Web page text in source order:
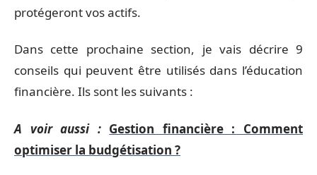
protégeront vos actifs.
Dans cette prochaine section, je vais décrire 9
conseils qui peuvent être utilisés dans l’éducation
financière. Ils sont les suivants :
A voir aussi : Gestion financière : Comment
optimiser la budgétisation ?